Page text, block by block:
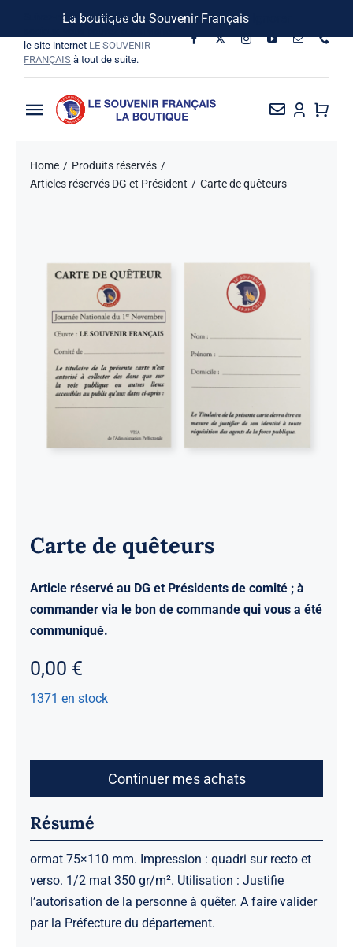
La boutique du Souvenir Français
contenu
Suivez-nous sur les réseaux
le site internet LE SOUVENIR
FRANÇAIS à tout de suite.
Toggle
La Boutique
Bon de commande
Home
Produits réservés
Articles réservés DG et Président
Carte de quêteurs
Carte de quêteurs
Article réservé au DG et Présidents de comité ; à
commander via le bon de commande qui vous a été
communiqué.
0,00 €
1371 en stock
Continuer mes achats
Résumé
ormat 75×110 mm. Impression : quadri sur recto et
verso. 1/2 mat 350 gr/m². Utilisation : Justifie
l’autorisation de la personne à quêter. A faire valider
par la Préfecture du département.